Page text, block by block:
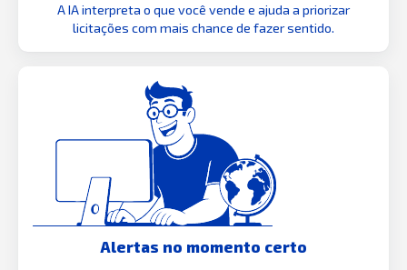
A IA interpreta o que você vende e ajuda a priorizar
licitações com mais chance de fazer sentido.
Alertas no momento certo